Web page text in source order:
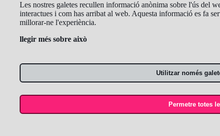
Les nostres galetes recullen informació anònima sobre l'ús del
interactues i com has arribat al web. Aquesta informació es fa
millorar-ne l'experiència.
llegir més sobre això
Utilitzar només
Permetre totes